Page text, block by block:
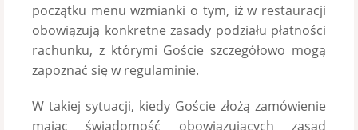
początku menu wzmianki o tym, iż w restauracji
obowiązują konkretne zasady podziału płatności
rachunku, z którymi Goście szczegółowo mogą
zapoznać się w regulaminie.
W takiej sytuacji, kiedy Goście złożą zamówienie
mając świadomość obowiązujących zasad